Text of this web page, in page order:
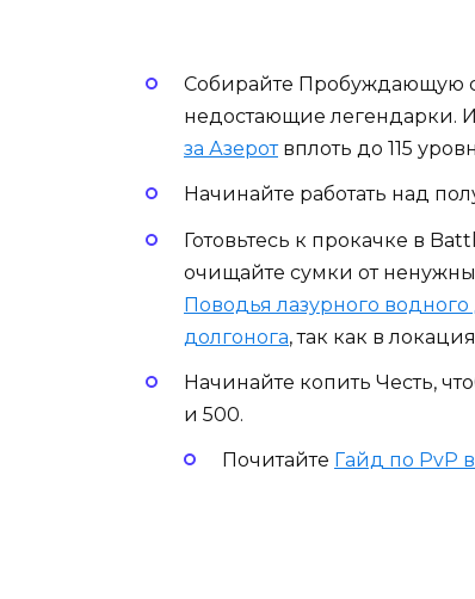
Собирайте Пробуждающую
недостающие легендарки.
за Азеротвплоть до 115
Начинайте работать над
Готовьтесь к прокачке в
очищайте сумки от
Поводья лазурного водного
долгонога, так как в
Начинайте копить Честь,
и 500.
Почитайте Гайд по PvP